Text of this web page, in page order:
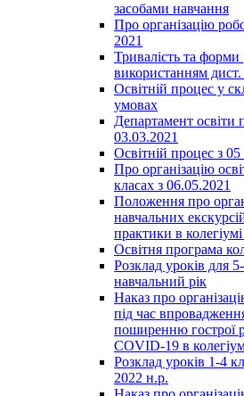
засобами навчання
Про організацію
2021
Тривалість та форми
використанням дист.
Освітній процес у
умовах
Департамент освіти
03.03.2021
Освітній процес з 05
Про організацію
класах з 06.05.2021
Положення про
навчальних
практики в
Освітня програма
Розклад уроків для
навчальний рік
Наказ про
під час
поширенню гострої
COVID-19 в
Розклад уроків 1-4
2022 н.р.